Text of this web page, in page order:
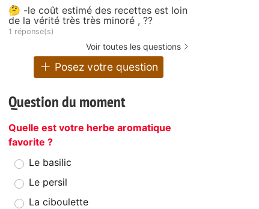
🤔 -le coût estimé des recettes est loin
de la vérité très très minoré , ??
1 réponse(s)
Voir toutes les questions
Posez votre question
Question du moment
Quelle est votre herbe aromatique
favorite ?
Le basilic
Le persil
La ciboulette